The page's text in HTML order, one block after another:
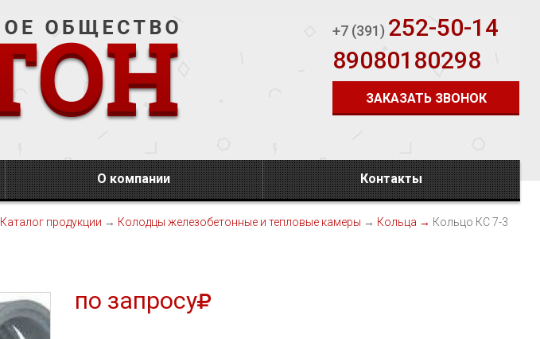
+7 (391) 252-50-14
89080180298
ЗАКАЗАТЬ ЗВОНОК
О компании Контакты
Каталог продукции → Колодцы железобетонные и тепловые камеры → Кольца → Кольцо КС 7-3
по запросу